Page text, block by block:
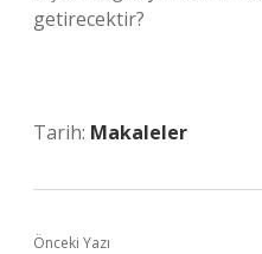
getirecektir?
Tarih: Makaleler
Önceki Yazı